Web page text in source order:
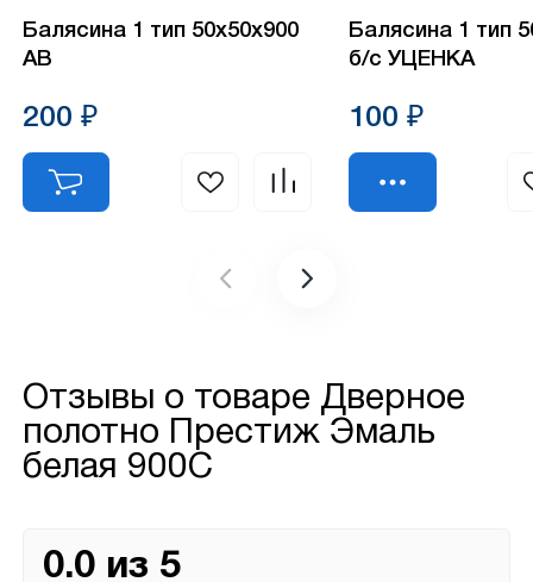
Балясина 1 тип 50х50х900
АВ
200 ₽
Балясина 1 тип
б/с УЦЕНКА
100 ₽
Отзывы о товаре Дверное
полотно Престиж Эмаль
белая 900С
0.0 из 5